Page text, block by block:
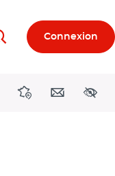
Connexion
DirectionsContact